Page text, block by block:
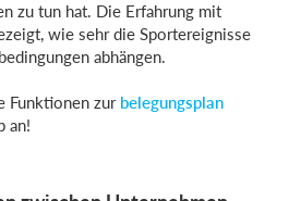
zu tun hat. Die Erfahrung mit
wie sehr die Sportereignisse
abhängen.
Funktionen zur belegungsplan
an!